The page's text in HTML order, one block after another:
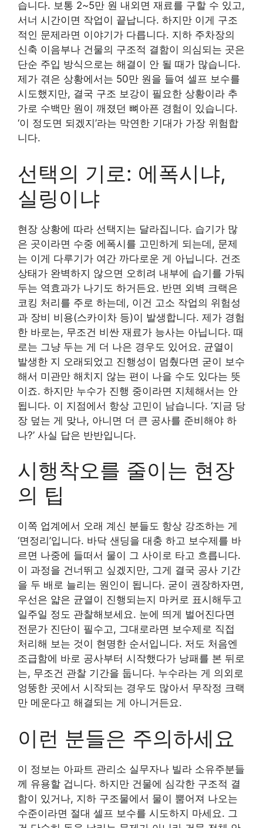
습니다. 보통 2~5만 원 내외면 재료를 구할 수 있고,
서너 시간이면 작업이 끝납니다. 하지만 이게 구조
적인 문제라면 이야기가 다릅니다. 지하 주차장의
신축 이음부나 건물의 구조적 결함이 의심되는 곳은
단순 주입 방식으로는 해결이 안 될 때가 많습니다.
제가 겪은 상황에서는 50만 원을 들여 셀프 보수를
시도했지만, 결국 구조 보강이 필요한 상황이라 추
가로 수백만 원이 깨졌던 뼈아픈 경험이 있습니다.
‘이 정도면 되겠지’라는 막연한 기대가 가장 위험합
니다.
선택의 기로: 에폭시냐,
실링이냐
현장 상황에 따라 선택지는 달라집니다. 습기가 많
은 곳이라면 수중 에폭시를 고민하게 되는데, 문제
는 이게 다루기가 여간 까다로운 게 아닙니다. 건조
상태가 완벽하지 않으면 오히려 내부에 습기를 가둬
두는 역효과가 나기도 하거든요. 반면 외벽 크랙은
코킹 처리를 주로 하는데, 이건 고소 작업의 위험성
과 장비 비용(스카이차 등)이 발생합니다. 제가 경험
한 바로는, 무조건 비싼 재료가 능사는 아닙니다. 때
로는 그냥 두는 게 더 나은 경우도 있어요. 균열이
발생한 지 오래되었고 진행성이 멈췄다면 굳이 보수
해서 미관만 해치지 않는 편이 나을 수도 있다는 뜻
이죠. 하지만 누수가 진행 중이라면 지체해서는 안
됩니다. 이 지점에서 항상 고민이 남습니다. ‘지금 당
장 덮는 게 맞나, 아니면 더 큰 공사를 준비해야 하
나?’ 사실 답은 반반입니다.
시행착오를 줄이는 현장
의 팁
이쪽 업계에서 오래 계신 분들도 항상 강조하는 게
‘면정리’입니다. 바닥 샌딩을 대충 하고 보수제를 바
르면 나중에 들떠서 물이 그 사이로 타고 흐릅니다.
이 과정을 건너뛰고 싶겠지만, 그게 결국 공사 기간
을 두 배로 늘리는 원인이 됩니다. 굳이 권장하자면,
우선은 얇은 균열이 진행되는지 마커로 표시해두고
일주일 정도 관찰해보세요. 눈에 띄게 벌어진다면
전문가 진단이 필수고, 그대로라면 보수제로 직접
처리해 보는 것이 현명한 순서입니다. 저도 처음엔
조급함에 바로 공사부터 시작했다가 낭패를 본 뒤로
는, 무조건 관찰 기간을 둡니다. 누수라는 게 의외로
엉뚱한 곳에서 시작되는 경우도 많아서 무작정 크랙
만 메운다고 해결되는 게 아니거든요.
이런 분들은 주의하세요
이 정보는 아파트 관리소 실무자나 빌라 소유주분들
께 유용할 겁니다. 하지만 건물에 심각한 구조적 결
함이 있거나, 지하 구조물에서 물이 뿜어져 나오는
수준이라면 절대 셀프 보수를 시도하지 마세요. 그